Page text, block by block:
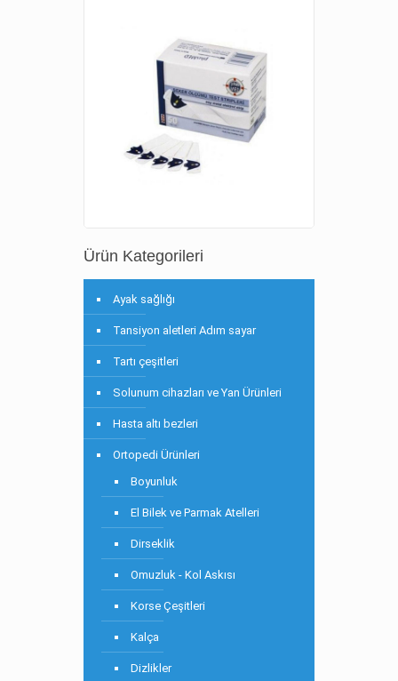
Ürün Kategorileri
Ayak sağlığı
Tansiyon aletleri Adım sayar
Tartı çeşitleri
Solunum cihazları ve Yan Ürünleri
Hasta altı bezleri
Ortopedi Ürünleri
Boyunluk
El Bilek ve Parmak Atelleri
Dirseklik
Omuzluk - Kol Askısı
Korse Çeşitleri
Kalça
Dizlikler